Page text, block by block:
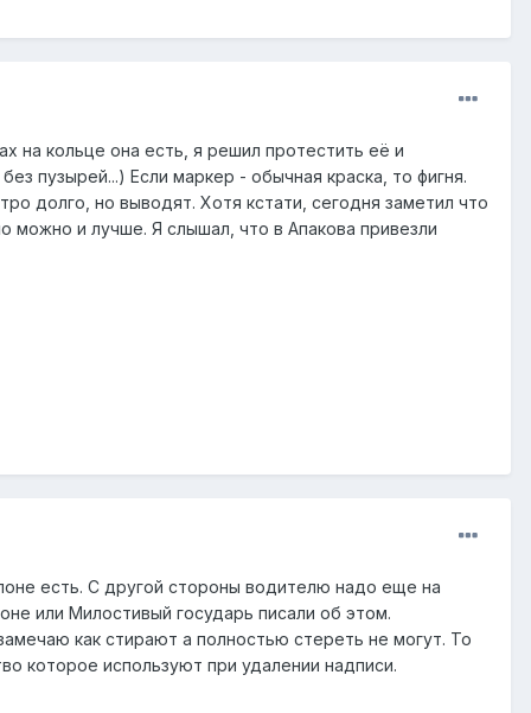
на кольце она есть, я решил протестить её и
пузырей...) Если маркер - обычная краска, то фигня.
долго, но выводят. Хотя кстати, сегодня заметил что
можно и лучше. Я слышал, что в Апакова привезли
есть. С другой стороны водителю надо еще на
или Милостивый государь писали об этом.
как стирают а полностью стереть не могут. То
которое используют при удалении надписи.